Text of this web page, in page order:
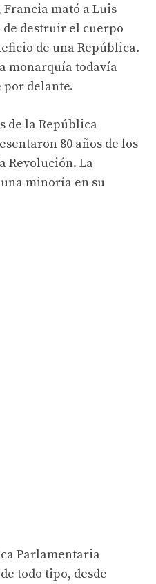
mató a Luis
de destruir el cuerpo
de una República.
monarquía todavía
delante.
de la República
80 años de los
Revolución. La
minoría en su
Parlamentaria
todo tipo, desde